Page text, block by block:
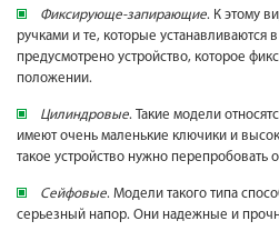
Фиксирующе-запирающие. К этому
ручками и те, которые устанавливаются
предусмотрено устройство, которое
положении.
Цилиндровые. Такие модели
имеют очень маленькие ключики и
такое устройство нужно перепробовать
Сейфовые. Модели такого типа
серьезный напор. Они надежные и